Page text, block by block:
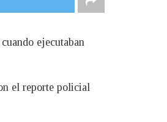
ejecutaban
el reporte policial